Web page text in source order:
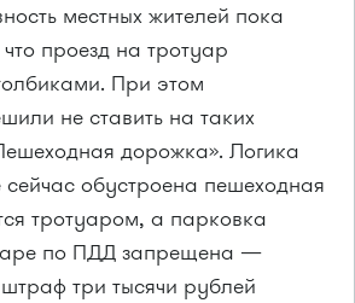
местных жителей пока
проезд на тротуар
При этом
не ставить на таких
дорожка». Логика
сейчас обустроена пешеходная
тротуаром, а парковка
по ПДД запрещена —
три тысячи рублей